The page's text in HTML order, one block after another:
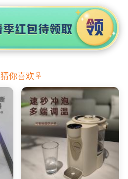
猜你喜欢